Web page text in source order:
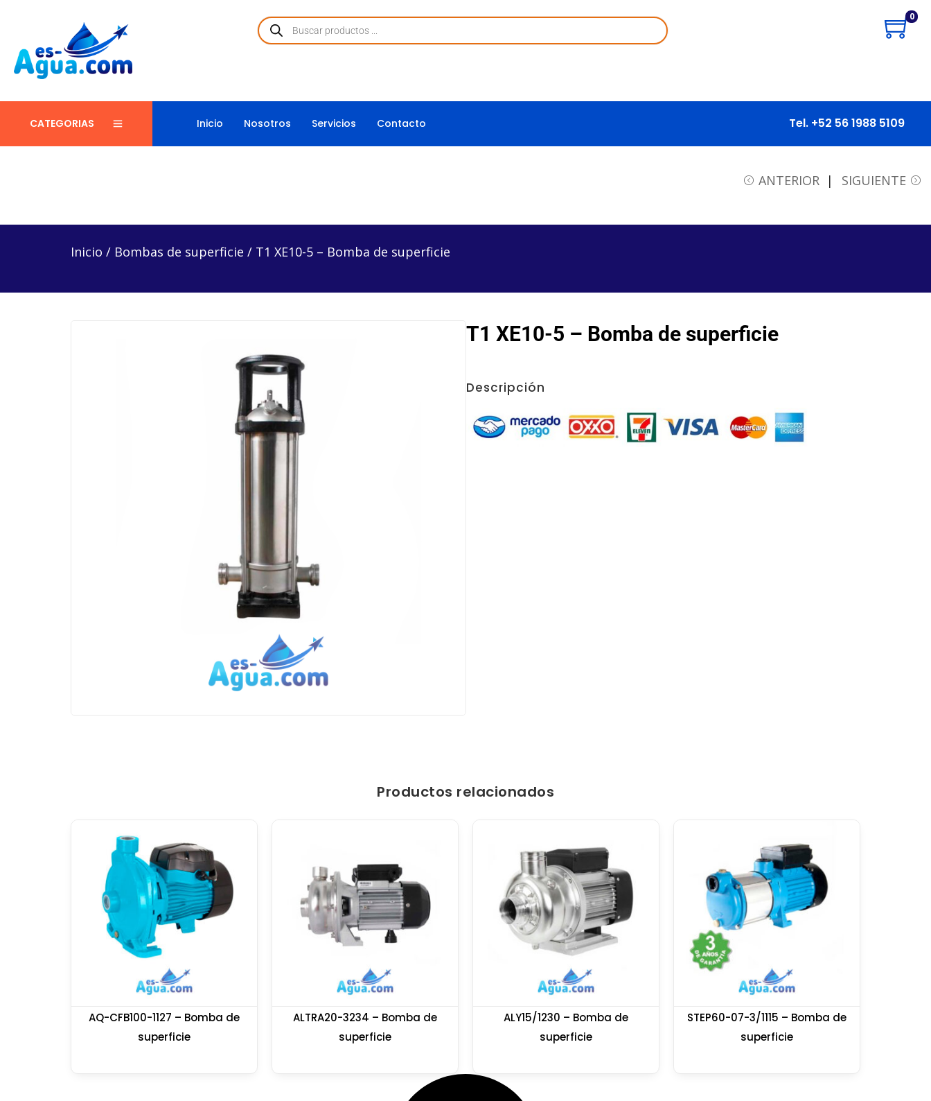
0
CATEGORIAS Inicio Nosotros Servicios Contacto Tel. +52 56 1988 5109
ANTERIOR SIGUIENTE
Inicio / Bombas de superficie / T1 XE10-5 – Bomba de superficie
T1 XE10-5 – Bomba de superficie
Descripción
Productos relacionados
AQ-CFB100-1127 – Bomba de
superficie
ALTRA20-3234 – Bomba de
superficie
ALY15/1230 – Bomba de
superficie
STEP60-07-3/1115 – Bomba de
superficie